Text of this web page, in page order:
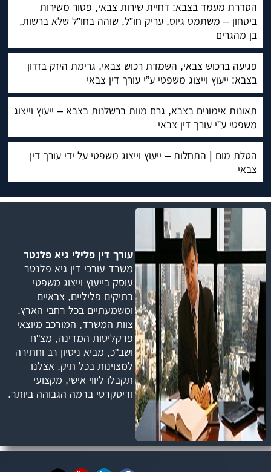
הסדרת מעמד בצבא: דחיית שירות צבאי, פטור משירות
ביטחון – משתמט גיוס, עריק חו”ל, שוהה בחו”ל שלא ברשות,
בן מהגרים
פגיעה ברכוש צבאי, השמדת רכוש צבאי, גרימת היזק בזדון
בצבא: ייעוץ וייצוג משפטי ע”י עורך דין צבאי
תאונות אימונים בצבא, גרם מוות ברשלנות בצבא – ייעוץ וייצוג
משפטי ע”י עורך דין צבאי
הטלת מום | התחלות – ייעוץ וייצוג משפטי על ידי עורך דין
צבאי
עורך דין פלילי גיא פלנטר
משרד עורכי דין גיא פלנטר
עוסק בייעוץ וייצוג משפטי
בתיקים פליליים, צבאיים
ומשמעתיים בכל רחבי הארץ.
צוות המשרד, המורכב מיוצאי
פרקליטות המדינה, מצ"ח
ושב"כ, מביא ניסיון רב וחתירה
למצוינות בכל תיק. אצלנו
תקבלו ליווי אישי, מקצועי
ודיסקרטי ברמה הגבוהה ביותר.